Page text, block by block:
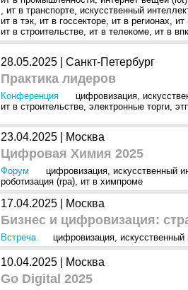
, ит в транспорте, искусственный
ит в тэк, ит в госсекторе, ит в регионах, ит
ит в строительстве, ит в телекоме, ит в
28.05.2025 | Санкт-Петербург
Практика лидеров
Конференция цифровизация,
ит в строительстве, электронные торги,
23.04.2025 | Москва
Цифровая Химия 2025
Форум цифровизация, искусственный
роботизация (rpa), ит в химпроме
17.04.2025 | Москва
Бизнес и цифровизация:
Встреча цифровизация, искусственный
10.04.2025 | Москва
Go Digital 2025